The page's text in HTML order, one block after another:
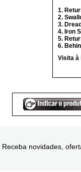
1.
2.
3.
4. Iron
5.
6.
Visita à
Receba novidades,